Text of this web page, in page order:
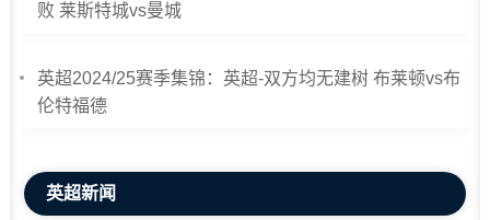
败 莱斯特城vs曼城
英超2024/25赛季集锦：英超-双方均无建树 布莱顿vs布
伦特福德
英超新闻